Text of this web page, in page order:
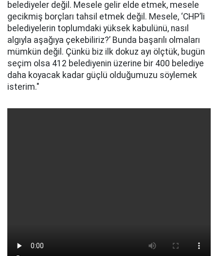
belediyeler değil. Mesele gelir elde etmek, mesele
gecikmiş borçları tahsil etmek değil. Mesele, ‘CHP’li
belediyelerin toplumdaki yüksek kabulünü, nasıl
algıyla aşağıya çekebiliriz?’ Bunda başarılı olmaları
mümkün değil. Çünkü biz ilk dokuz ayı ölçtük, bugün
seçim olsa 412 belediyenin üzerine bir 400 belediye
daha koyacak kadar güçlü olduğumuzu söylemek
isterim."